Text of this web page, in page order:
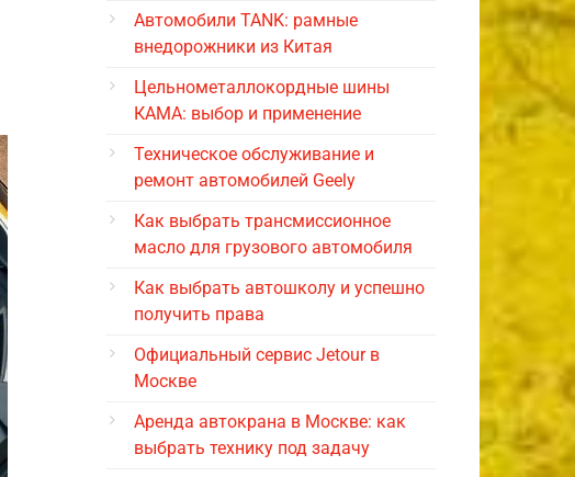
Автомобили TANK: рамные
внедорожники из Китая
Цельнометаллокордные шины
КАМА: выбор и применение
Техническое обслуживание и
ремонт автомобилей Geely
Как выбрать трансмиссионное
масло для грузового автомобиля
Как выбрать автошколу и успешно
получить права
Официальный сервис Jetour в
Москве
Аренда автокрана в Москве: как
выбрать технику под задачу